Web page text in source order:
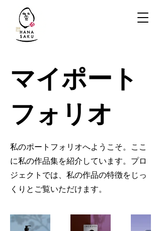
マイポート
フォリオ
私のポートフォリオへようこそ。ここ
に私の作品集を紹介しています。プロ
ジェクトでは、私の作品の特徴をじっ
くりとご覧いただけます。